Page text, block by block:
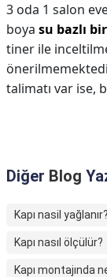
3 oda 1 salon
boya su bazlı
tiner ile
talimatı var ise,
Diğer Blog
Kapı nasil yağlanır?
Kapı nasıl ölçülür?
Kapı montajında